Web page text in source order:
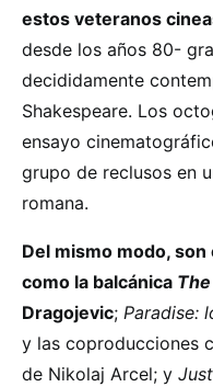
estos veteranos
desde los años 80-
decididamente
Shakespeare. Los
ensayo
grupo de reclusos en
romana.
Del mismo modo,
como la balcánica
Dragojevic; Paradise:
y las coproducciones
de Nikolaj Arcel; y